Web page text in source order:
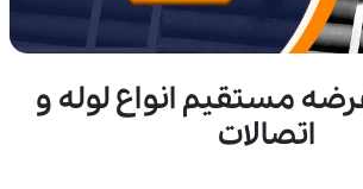
مستقیم انواع لوله و
اتصالات